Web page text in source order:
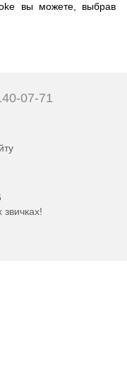
вы можете, выбрав
07-71